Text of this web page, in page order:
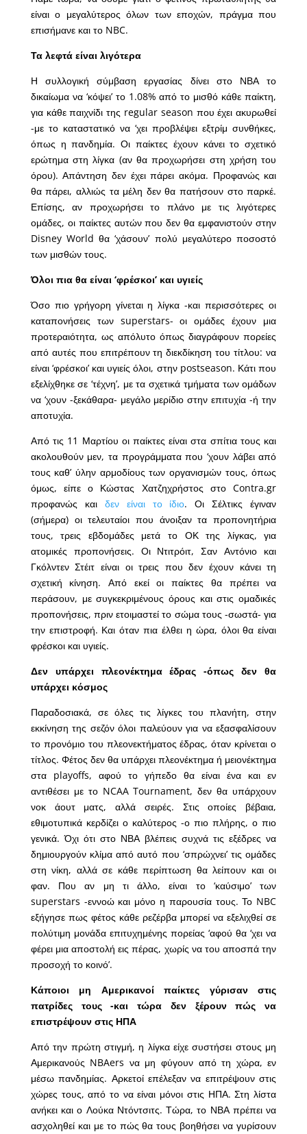
είναι ο μεγαλύτερος όλων των εποχών, πράγμα που
επισήμανε και το NBC.
Τα λεφτά είναι λιγότερα
Η συλλογική σύμβαση εργασίας δίνει στο ΝΒΑ το
δικαίωμα να ‘κόψει’ το 1.08% από το μισθό κάθε παίκτη,
για κάθε παιχνίδι της regular season που έχει ακυρωθεί
-με το καταστατικό να ‘χει προβλέψει εξτρίμ συνθήκες,
όπως η πανδημία. Οι παίκτες έχουν κάνει το σχετικό
ερώτημα στη λίγκα (αν θα προχωρήσει στη χρήση του
όρου). Απάντηση δεν έχει πάρει ακόμα. Προφανώς και
θα πάρει, αλλιώς τα μέλη δεν θα πατήσουν στο παρκέ.
Επίσης, αν προχωρήσει το πλάνο με τις λιγότερες
ομάδες, οι παίκτες αυτών που δεν θα εμφανιστούν στην
Disney World θα ‘χάσουν’ πολύ μεγαλύτερο ποσοστό
των μισθών τους.
Όλοι πια θα είναι ‘φρέσκοι’ και υγιείς
Όσο πιο γρήγορη γίνεται η λίγκα -και περισσότερες οι
καταπονήσεις των superstars- οι ομάδες έχουν μια
προτεραιότητα, ως απόλυτο όπως διαγράφουν πορείες
από αυτές που επιτρέπουν τη διεκδίκηση του τίτλου: να
είναι ‘φρέσκοι’ και υγιείς όλοι, στην postseason. Κάτι που
εξελίχθηκε σε ‘τέχνη’, με τα σχετικά τμήματα των ομάδων
να ‘χουν -ξεκάθαρα- μεγάλο μερίδιο στην επιτυχία -ή την
αποτυχία.
Από τις 11 Μαρτίου οι παίκτες είναι στα σπίτια τους και
ακολουθούν μεν, τα προγράμματα που ‘χουν λάβει από
τους καθ’ ύλην αρμοδίους των οργανισμών τους, όπως
όμως, είπε ο Κώστας Χατζηχρήστος στο Contra.gr
προφανώς και δεν είναι το ίδιο. Οι Σέλτικς έγιναν
(σήμερα) οι τελευταίοι που άνοιξαν τα προπονητήρια
τους, τρεις εβδομάδες μετά το ΟΚ της λίγκας, για
ατομικές προπονήσεις. Οι Ντιτρόιτ, Σαν Αντόνιο και
Γκόλντεν Στέιτ είναι οι τρεις που δεν έχουν κάνει τη
σχετική κίνηση. Από εκεί οι παίκτες θα πρέπει να
περάσουν, με συγκεκριμένους όρους και στις ομαδικές
προπονήσεις, πριν ετοιμαστεί το σώμα τους -σωστά- για
την επιστροφή. Και όταν πια έλθει η ώρα, όλοι θα είναι
φρέσκοι και υγιείς.
Δεν υπάρχει πλεονέκτημα έδρας -όπως δεν θα
υπάρχει κόσμος
Παραδοσιακά, σε όλες τις λίγκες του πλανήτη, στην
εκκίνηση της σεζόν όλοι παλεύουν για να εξασφαλίσουν
το προνόμιο του πλεονεκτήματος έδρας, όταν κρίνεται ο
τίτλος. Φέτος δεν θα υπάρχει πλεονέκτημα ή μειονέκτημα
στα playoffs, αφού το γήπεδο θα είναι ένα και εν
αντιθέσει με το NCAA Tournament, δεν θα υπάρχουν
νοκ άουτ ματς, αλλά σειρές. Στις οποίες βέβαια,
εθιμοτυπικά κερδίζει ο καλύτερος -ο πιο πλήρης, ο πιο
γενικά. Όχι ότι στο ΝΒΑ βλέπεις συχνά τις εξέδρες να
δημιουργούν κλίμα από αυτό που ‘σπρώχνει’ τις ομάδες
στη νίκη, αλλά σε κάθε περίπτωση θα λείπουν και οι
φαν. Που αν μη τι άλλο, είναι το ‘καύσιμο’ των
superstars -εννοώ και μόνο η παρουσία τους. Το NBC
εξήγησε πως φέτος κάθε ρεζέρβα μπορεί να εξελιχθεί σε
πολύτιμη μονάδα επιτυχημένης πορείας ‘αφού θα ‘χει να
φέρει μια αποστολή εις πέρας, χωρίς να του αποσπά την
προσοχή το κοινό’.
Κάποιοι μη Αμερικανοί παίκτες γύρισαν στις
πατρίδες τους -και τώρα δεν ξέρουν πώς να
επιστρέψουν στις ΗΠΑ
Από την πρώτη στιγμή, η λίγκα είχε συστήσει στους μη
Αμερικανούς NBAers να μη φύγουν από τη χώρα, εν
μέσω πανδημίας. Αρκετοί επέλεξαν να επιτρέψουν στις
χώρες τους, από το να είναι μόνοι στις ΗΠΑ. Στη λίστα
ανήκει και ο Λούκα Ντόντσιτς. Τώρα, το ΝΒΑ πρέπει να
ασχοληθεί και με το πώς θα τους βοηθήσει να γυρίσουν